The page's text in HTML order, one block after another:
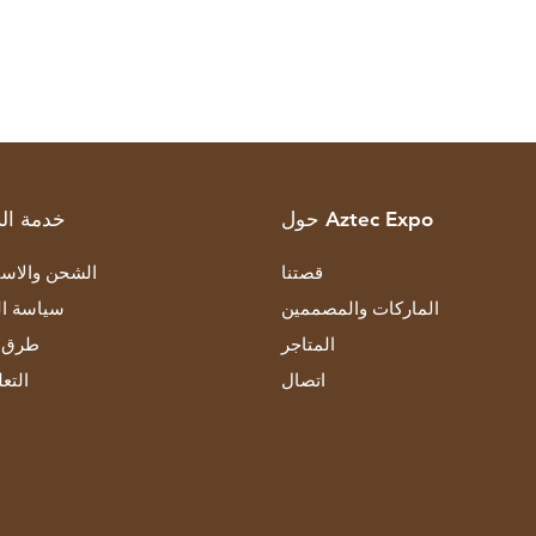
خدمة
الشحن
سياسة
طرق
حول Aztec Expo
قصتنا
الماركات والمصممين
المتاجر
اتصال